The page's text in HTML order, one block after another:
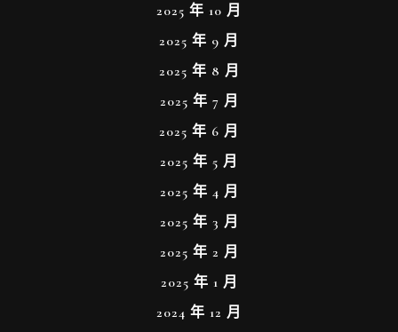
2025 年 10 月
2025 年 9 月
2025 年 8 月
2025 年 7 月
2025 年 6 月
2025 年 5 月
2025 年 4 月
2025 年 3 月
2025 年 2 月
2025 年 1 月
2024 年 12 月